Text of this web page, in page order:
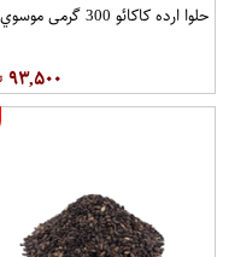
حلوا ارده کاکائو 300 گرمی موسوي
۹۳,۵۰۰